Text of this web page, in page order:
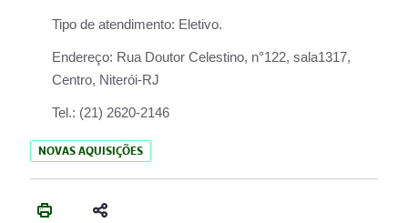
Tipo de atendimento: Eletivo.
Endereço: Rua Doutor Celestino, n°122, sala1317,
Centro, Niterói-RJ
Tel.: (21) 2620-2146
NOVAS AQUISIÇÕES